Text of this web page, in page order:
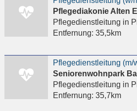
Pflegediakonie Alten
Pflegedienstleitung in
Entfernung: 35,5km
Pflegedienstleitung (m/
Seniorenwohnpark
Pflegedienstleitung in
Entfernung: 35,7km